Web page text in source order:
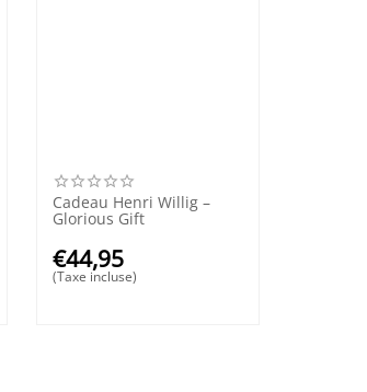
Cadeau Henri Willig –
Glorious Gift
€44,95
(Taxe incluse)